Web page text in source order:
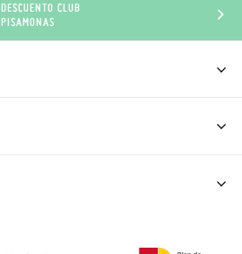
DESCUENTO CLUB
PISAMONAS